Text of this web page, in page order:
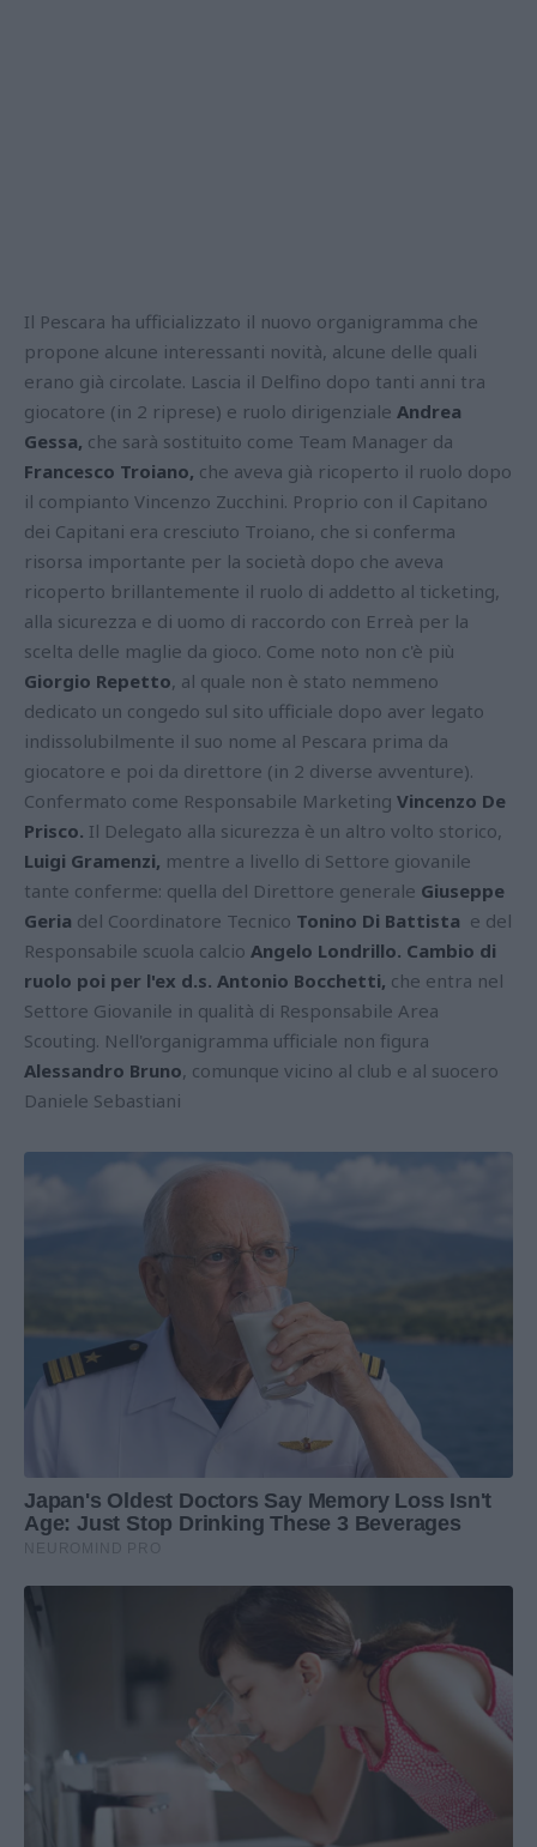
Il Pescara ha ufficializzato il nuovo organigramma che
propone alcune interessanti novità, alcune delle quali
erano già circolate. Lascia il Delfino dopo tanti anni tra
giocatore (in 2 riprese) e ruolo dirigenziale Andrea
Gessa, che sarà sostituito come Team Manager da
Francesco Troiano, che aveva già ricoperto il ruolo dopo
il compianto Vincenzo Zucchini. Proprio con il Capitano
dei Capitani era cresciuto Troiano, che si conferma
risorsa importante per la società dopo che aveva
ricoperto brillantemente il ruolo di addetto al ticketing,
alla sicurezza e di uomo di raccordo con Erreà per la
scelta delle maglie da gioco. Come noto non c'è più
Giorgio Repetto, al quale non è stato nemmeno
dedicato un congedo sul sito ufficiale dopo aver legato
indissolubilmente il suo nome al Pescara prima da
giocatore e poi da direttore (in 2 diverse avventure).
Confermato come Responsabile Marketing Vincenzo De
Prisco. Il Delegato alla sicurezza è un altro volto storico,
Luigi Gramenzi, mentre a livello di Settore giovanile
tante conferme: quella del Direttore generale Giuseppe
Geria del Coordinatore Tecnico Tonino Di Battista e del
Responsabile scuola calcio Angelo Londrillo. Cambio di
ruolo poi per l'ex d.s. Antonio Bocchetti, che entra nel
Settore Giovanile in qualità di Responsabile Area
Scouting. Nell'organigramma ufficiale non figura
Alessandro Bruno, comunque vicino al club e al suocero
Daniele Sebastiani